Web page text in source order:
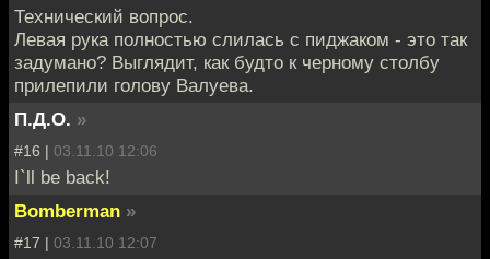
Технический вопрос.
Левая рука полностью слилась с пиджаком - это так
задумано? Выглядит, как будто к черному столбу
прилепили голову Валуева.
П.Д.О. »
#16 | 03.11.10 12:06
I`ll be back!
Bomberman »
#17 | 03.11.10 12:07